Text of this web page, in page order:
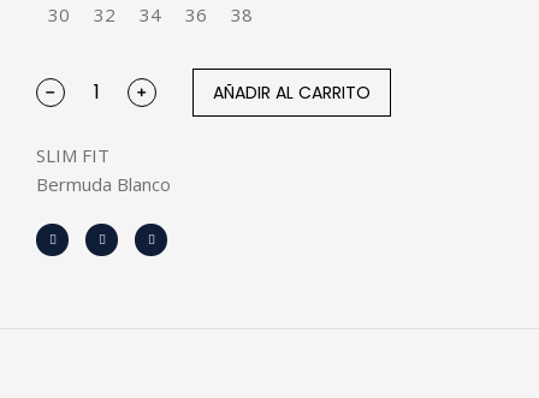
30
32 34 36 38
AÑADIR AL CARRITO
SLIM FIT
Bermuda Blanco